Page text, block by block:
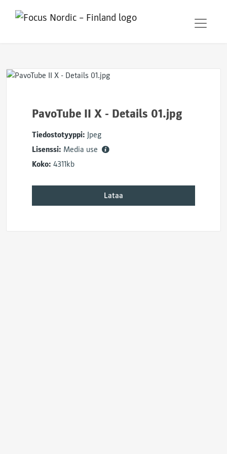
PavoTube II X - Details 01.jpg
Tiedostotyyppi: Jpeg
Lisenssi: Media use
Koko: 4311kb
Lataa